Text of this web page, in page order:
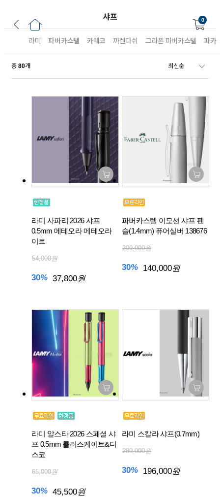
샤프 0
라미 파버카스텔 카웨코 까렌다쉬 그라폰 파버카스텔 파카
총 80개
라미 사파리 2026 샤프
0.5mm 메테오라 메테오라
이트
54,000원
30% 37,800원
파버카스텔 이모션 샤프 펜
슬(1.4mm) 퓨어실버 138676
200,000원
30% 140,000원
라미 알스타 2026 스페셜 샤
프 0.5mm 롤러스케이트&디
스코
65,000원
30% 45,500원
라미 스칼라 샤프(0.7mm)
280,000원
30% 196,000원